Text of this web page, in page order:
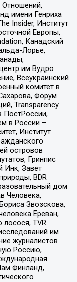
имени Генриха
Insider, Институт
Европы,
Канадский
Лорье,
им Вудро
Всеукраинский
комитет в
Форум
Transparеncy
ПостРоссии,
в России –
Институт
островов
Гринпис
Инк, Завет
BDR
дом
Человека,
Звозскова,
Ереван,
TVR
им
журналистов
Россию,
Финланд,